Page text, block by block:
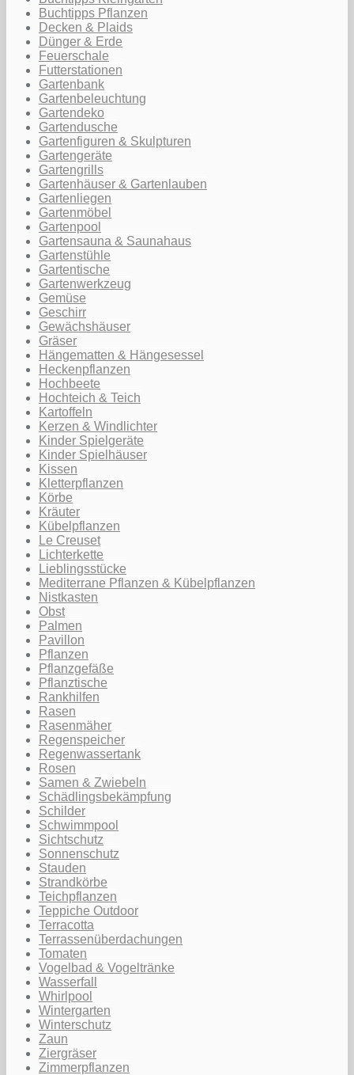
Buchtipps Pflanzen
Decken & Plaids
Dünger & Erde
Feuerschale
Futterstationen
Gartenbank
Gartenbeleuchtung
Gartendeko
Gartendusche
Gartenfiguren & Skulpturen
Gartengeräte
Gartengrills
Gartenhäuser & Gartenlauben
Gartenliegen
Gartenmöbel
Gartenpool
Gartensauna & Saunahaus
Gartenstühle
Gartentische
Gartenwerkzeug
Gemüse
Geschirr
Gewächshäuser
Gräser
Hängematten & Hängesessel
Heckenpflanzen
Hochbeete
Hochteich & Teich
Kartoffeln
Kerzen & Windlichter
Kinder Spielgeräte
Kinder Spielhäuser
Kissen
Kletterpflanzen
Körbe
Kräuter
Kübelpflanzen
Le Creuset
Lichterkette
Lieblingsstücke
Mediterrane Pflanzen & Kübelpflanzen
Nistkasten
Obst
Palmen
Pavillon
Pflanzen
Pflanzgefäße
Pflanztische
Rankhilfen
Rasen
Rasenmäher
Regenspeicher
Regenwassertank
Rosen
Samen & Zwiebeln
Schädlingsbekämpfung
Schilder
Schwimmpool
Sichtschutz
Sonnenschutz
Stauden
Strandkörbe
Teichpflanzen
Teppiche Outdoor
Terracotta
Terrassenüberdachungen
Tomaten
Vogelbad & Vogeltränke
Wasserfall
Whirlpool
Wintergarten
Winterschutz
Zaun
Ziergräser
Zimmerpflanzen